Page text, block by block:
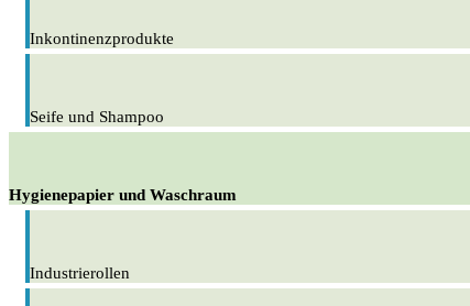
Inkontinenzprodukte
Seife und Shampoo
Hygienepapier und Waschraum
Industrierollen